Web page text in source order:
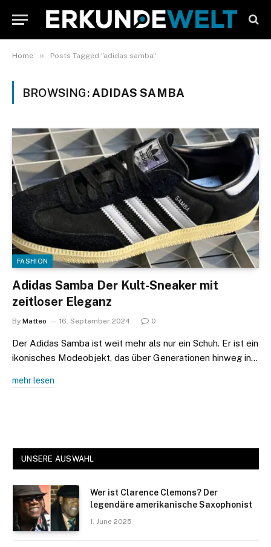
Home » Posts Tagged "adidas samba"
BROWSING: ADIDAS SAMBA
FASHION
Adidas Samba Der Kult-Sneaker mit
zeitloser Eleganz
By Matteo 16. September 2024 0
Der Adidas Samba ist weit mehr als nur ein Schuh. Er ist ein
ikonisches Modeobjekt, das über Generationen hinweg in…
mehr lesen
UNSERE AUSWAHL
Wer ist Clarence Clemons? Der
legendäre amerikanische Saxophonist
1. June 2025